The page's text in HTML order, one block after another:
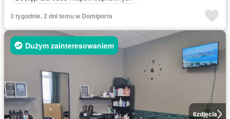
3 tygodnie, 2 dni temu w Domiporta
6zdjęcia
Dużym zainteresowaniem